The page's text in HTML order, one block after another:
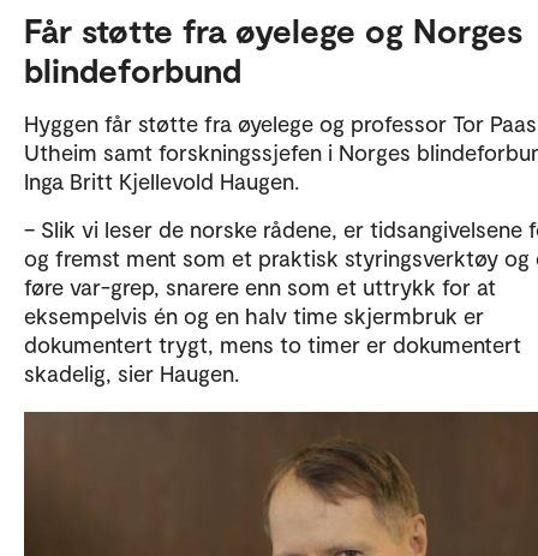
Får støtte fra øyelege og Norges
blindeforbund
Hyggen får støtte fra øyelege og professor Tor
Utheim samt forskningssjefen i Norges
Inga Britt Kjellevold Haugen.
– Slik vi leser de norske rådene, er tidsangivelsene
og fremst ment som et praktisk styringsverktøy og
føre var-grep, snarere enn som et uttrykk for at
eksempelvis én og en halv time skjermbruk er
dokumentert trygt, mens to timer er dokumentert
skadelig, sier Haugen.